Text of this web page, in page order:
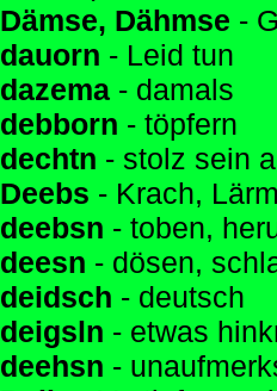
Dämse, Dähmse -
dauorn - Leid tun
dazema - damals
debborn - töpfern
dechtn - stolz sein
Deebs - Krach,
deebsn - toben,
deesn - dösen,
deidsch - deutsch
deigsln - etwas
deehsn -